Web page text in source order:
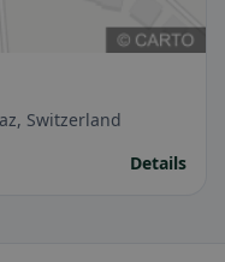
Switzerland
Details